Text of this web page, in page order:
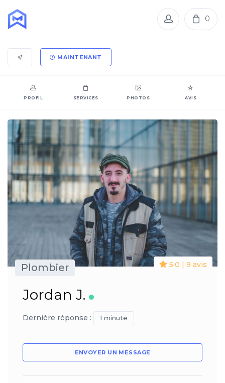
0
MAINTENANT
PROFIL SERVICES PHOTOS AVIS
5.0 | 9 avis
Plombier
Jordan J.
Dernière réponse : 1 minute
ENVOYER UN MESSAGE